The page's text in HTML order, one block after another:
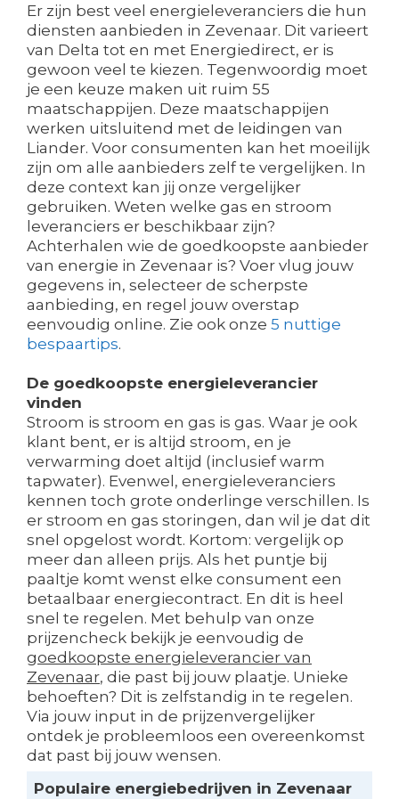
Er zijn best veel energieleveranciers die hun
diensten aanbieden in Zevenaar. Dit varieert
van Delta tot en met Energiedirect, er is
gewoon veel te kiezen. Tegenwoordig moet
je een keuze maken uit ruim 55
maatschappijen. Deze maatschappijen
werken uitsluitend met de leidingen van
Liander. Voor consumenten kan het moeilijk
zijn om alle aanbieders zelf te vergelijken. In
deze context kan jij onze vergelijker
gebruiken. Weten welke gas en stroom
leveranciers er beschikbaar zijn?
Achterhalen wie de goedkoopste aanbieder
van energie in Zevenaar is? Voer vlug jouw
gegevens in, selecteer de scherpste
aanbieding, en regel jouw overstap
eenvoudig online. Zie ook onze 5 nuttige
bespaartips.
De goedkoopste energieleverancier
vinden
Stroom is stroom en gas is gas. Waar je ook
klant bent, er is altijd stroom, en je
verwarming doet altijd (inclusief warm
tapwater). Evenwel, energieleveranciers
kennen toch grote onderlinge verschillen. Is
er stroom en gas storingen, dan wil je dat dit
snel opgelost wordt. Kortom: vergelijk op
meer dan alleen prijs. Als het puntje bij
paaltje komt wenst elke consument een
betaalbaar energiecontract. En dit is heel
snel te regelen. Met behulp van onze
prijzencheck bekijk je eenvoudig de
goedkoopste energieleverancier van
Zevenaar, die past bij jouw plaatje. Unieke
behoeften? Dit is zelfstandig in te regelen.
Via jouw input in de prijzenvergelijker
ontdek je probleemloos een overeenkomst
dat past bij jouw wensen.
Populaire energiebedrijven in Zevenaar